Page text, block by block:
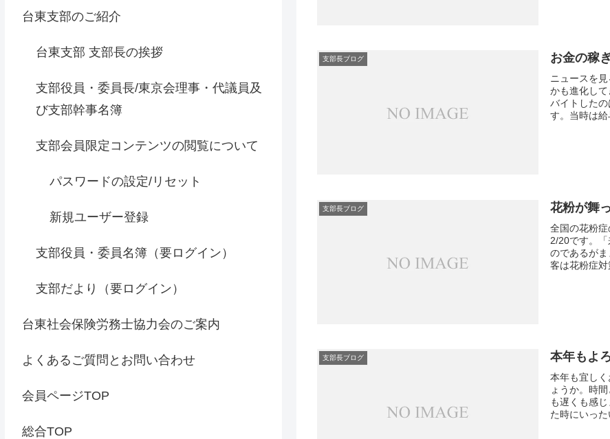
支部長ブログ お金の稼
ニュースを
かも進化し
バイトした
す。当時は給
支部長ブログ 花粉が舞
全国の花粉
2/20です。
のであるが
客は花粉症対
支部長ブログ 本年もよ
本年も宜し
ょうか。時
も遅くも感
た時にいっ
台東支部のご紹介
台東支部 支部長の挨拶
支部役員・委員長/東京会理事・代議員及
び支部幹事名簿
支部会員限定コンテンツの閲覧について
パスワードの設定/リセット
新規ユーザー登録
支部役員・委員名簿（要ログイン）
支部だより（要ログイン）
台東社会保険労務士協力会のご案内
よくあるご質問とお問い合わせ
会員ページTOP
総合TOP